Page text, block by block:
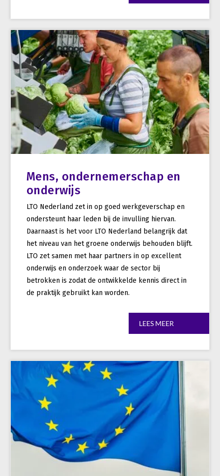
Mens, ondernemerschap en
onderwijs
LTO Nederland zet in op goed werkgeverschap en
ondersteunt haar leden bij de invulling hiervan.
Daarnaast is het voor LTO Nederland belangrijk dat
het niveau van het groene onderwijs behouden blijft.
LTO zet samen met haar partners in op excellent
onderwijs en onderzoek waar de sector bij
betrokken is zodat de ontwikkelde kennis direct in
de praktijk gebruikt kan worden.
LEES MEER